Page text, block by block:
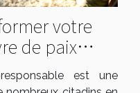
votre
de paix
?
est une